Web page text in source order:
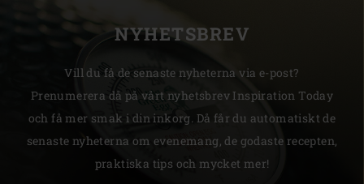
NYHETSBREV
Vill du få de senaste nyheterna via e-post?
Prenumerera då på vårt nyhetsbrev Inspiration Today
och få mer smak i din inkorg. Då får du automatiskt de
senaste nyheterna om evenemang, de godaste recepten,
praktiska tips och mycket mer!